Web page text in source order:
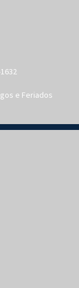
e Feriados